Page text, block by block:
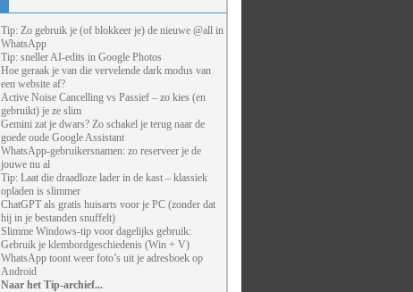
Tip: Zo gebruik je (of blokkeer je) de nieuwe @all in
WhatsApp
Tip: sneller AI-edits in Google Photos
Hoe geraak je van die vervelende dark modus van
een website af?
Active Noise Cancelling vs Passief – zo kies (en
gebruikt) je ze slim
Gemini zat je dwars? Zo schakel je terug naar de
goede oude Google Assistant
WhatsApp-gebruikersnamen: zo reserveer je de
jouwe nu al
Tip: Laat die draadloze lader in de kast – klassiek
opladen is slimmer
ChatGPT als gratis huisarts voor je PC (zonder dat
hij in je bestanden snuffelt)
Slimme Windows-tip voor dagelijks gebruik:
Gebruik je klembordgeschiedenis (Win + V)
WhatsApp toont weer foto’s uit je adresboek op
Android
Naar het Tip-archief...